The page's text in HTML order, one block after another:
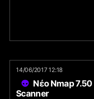
14/06/2017 12:18
Νέο Nmap
Scanner